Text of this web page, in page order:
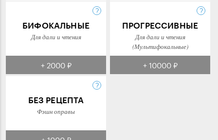
БИФОКАЛЬНЫЕ
Для дали и чтения
+ 2000 ₽
ПРОГРЕССИВНЫЕ
Для дали и чтения
(Мультифокальные)
+ 10000 ₽
БЕЗ РЕЦЕПТА
Фэшн оправы